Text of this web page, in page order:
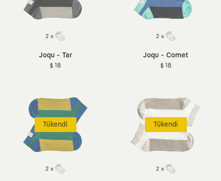
Joqu - Tar
$ 18
Joqu - Comet
$ 18
Tükendi Tükendi